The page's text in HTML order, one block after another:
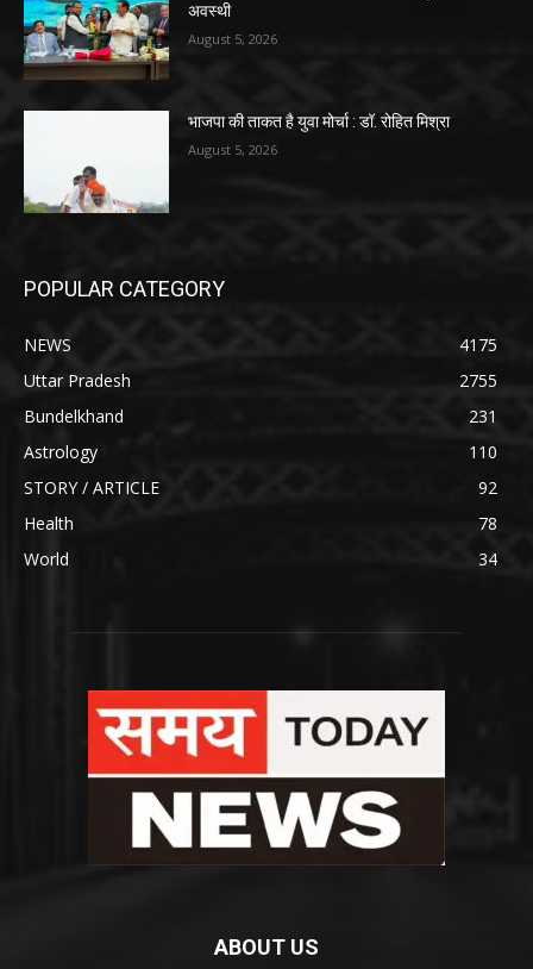
अवस्थी
August 5, 2026
भाजपा की ताकत है युवा मोर्चा : डॉ. रोहित मिश्रा
August 5, 2026
POPULAR CATEGORY
NEWS
4175
Uttar Pradesh
2755
Bundelkhand
231
Astrology
110
STORY / ARTICLE
92
Health
78
World
34
ABOUT US